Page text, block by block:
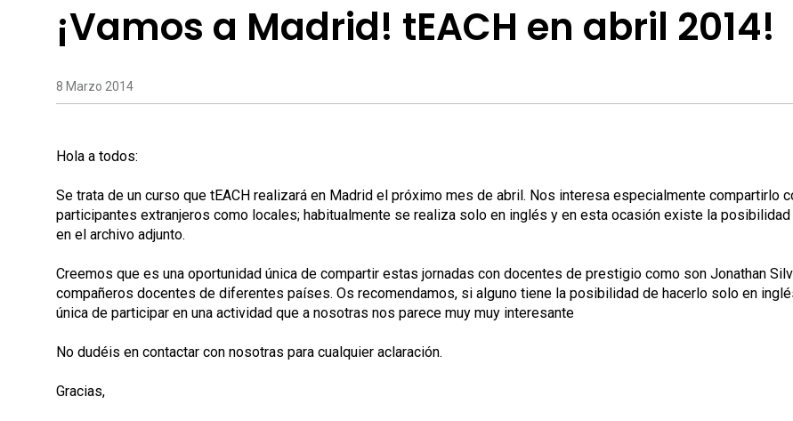
¡Vamos a Madrid! tEACH en abril 2014!
8 Marzo 2014
Hola a todos:
Se trata de un curso que tEACH realizará en Madrid el próximo mes de abril. Nos interesa especialmente compartirlo
participantes extranjeros como locales; habitualmente se realiza solo en inglés y en esta ocasión existe la
en el archivo adjunto.
Creemos que es una oportunidad única de compartir estas jornadas con docentes de prestigio como son Jonathan
compañeros docentes de diferentes países. Os recomendamos, si alguno tiene la posibilidad de hacerlo solo en
única de participar en una actividad que a nosotras nos parece muy muy interesante
No dudéis en contactar con nosotras para cualquier aclaración.
Gracias,